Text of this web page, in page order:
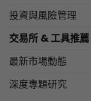
投資與風險管理
交易所 & 工具推薦
最新市場動態
深度專題研究